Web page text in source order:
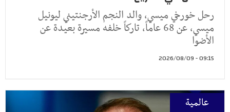
رحل خورخي ميسي، والد النجم الأرجنتيني ليونيل
ميسي، عن 68 عاماً، تاركاً خلفه مسيرة بعيدة عن
الأضوا
09:15 - 2026/08/09
عالمية